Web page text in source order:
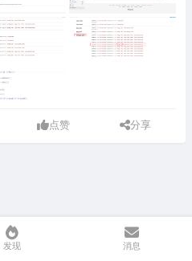
发现 消息
点赞 分享